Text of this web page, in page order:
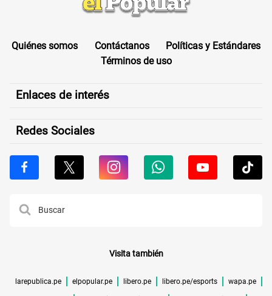
Quiénes somos Contáctanos
Políticas y Estándares
Términos de uso
Enlaces de interés
Redes Sociales
Visita también
larepublica.pe elpopular.pe libero.pe libero.pe/esports wapa.pe